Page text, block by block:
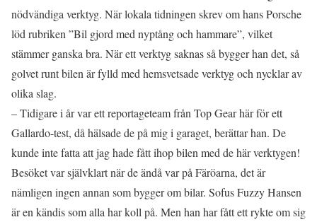
nödvändiga verktyg. När lokala tidningen skrev om hans Porsche
löd rubriken ”Bil gjord med nyptång och hammare”, vilket
stämmer ganska bra. När ett verktyg saknas så bygger han det, så
golvet runt bilen är fylld med hemsvetsade verktyg och nycklar av
olika slag.
– Tidigare i år var ett reportageteam från Top Gear här för ett
Gallardo-test, då hälsade de på mig i garaget, berättar han. De
kunde inte fatta att jag hade fått ihop bilen med de här verktygen!
Besöket var självklart när de ändå var på Färöarna, det är
nämligen ingen annan som bygger om bilar. Sofus Fuzzy Hansen
är en kändis som alla har koll på. Men han har fått ett rykte om sig